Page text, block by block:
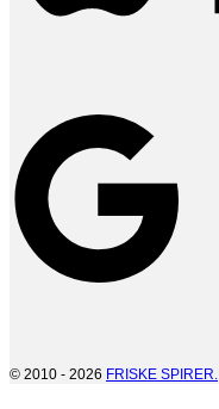
© 2010 - 2026 FRISKE SPIRER.